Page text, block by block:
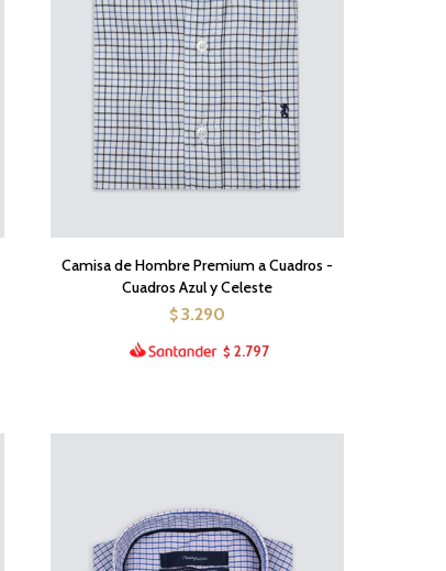
Camisa de Hombre Premium a Cuadros -
Cuadros Azul y Celeste
$ 3.290
$ 2.797